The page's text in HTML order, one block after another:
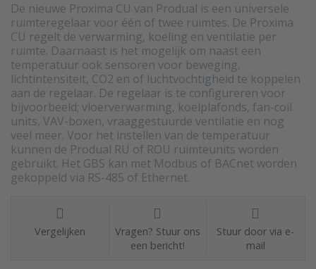
De nieuwe Proxima CU van Produal is een universele
ruimteregelaar voor één of twee ruimtes. De Proxima
CU regelt de verwarming, koeling en ventilatie per
ruimte. Daarnaast is het mogelijk om naast een
temperatuur ook sensoren voor beweging,
lichtintensiteit, CO2 en of luchtvochtigheid te koppelen
aan de regelaar. De regelaar is te configureren voor
bijvoorbeeld; vloerverwarming, koelplafonds, fan-coil
units, VAV-boxen, vraaggestuurde ventilatie en nog
veel meer. Voor het instellen van de temperatuur
kunnen de Produal RU of ROU ruimteunits worden
gebruikt. Het GBS kan met Modbus of BACnet worden
gekoppeld via RS-485 of Ethernet.
Vergelijken
Vragen? Stuur ons
een bericht!
Stuur door via e-
mail